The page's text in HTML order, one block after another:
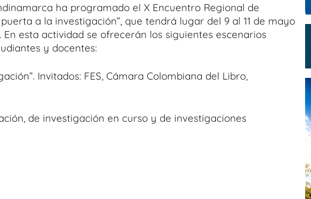
ha programado el X Encuentro Regional de
a la investigación”, que tendrá lugar del 9 al 11 de mayo
esta actividad se ofrecerán los siguientes escenarios
y docentes:
Invitados: FES, Cámara Colombiana del Libro,
de investigación en curso y de investigaciones